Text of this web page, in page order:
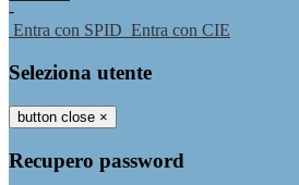
-
Entra con SPID Entra con CIE
Seleziona utente
button close ×
Recupero password